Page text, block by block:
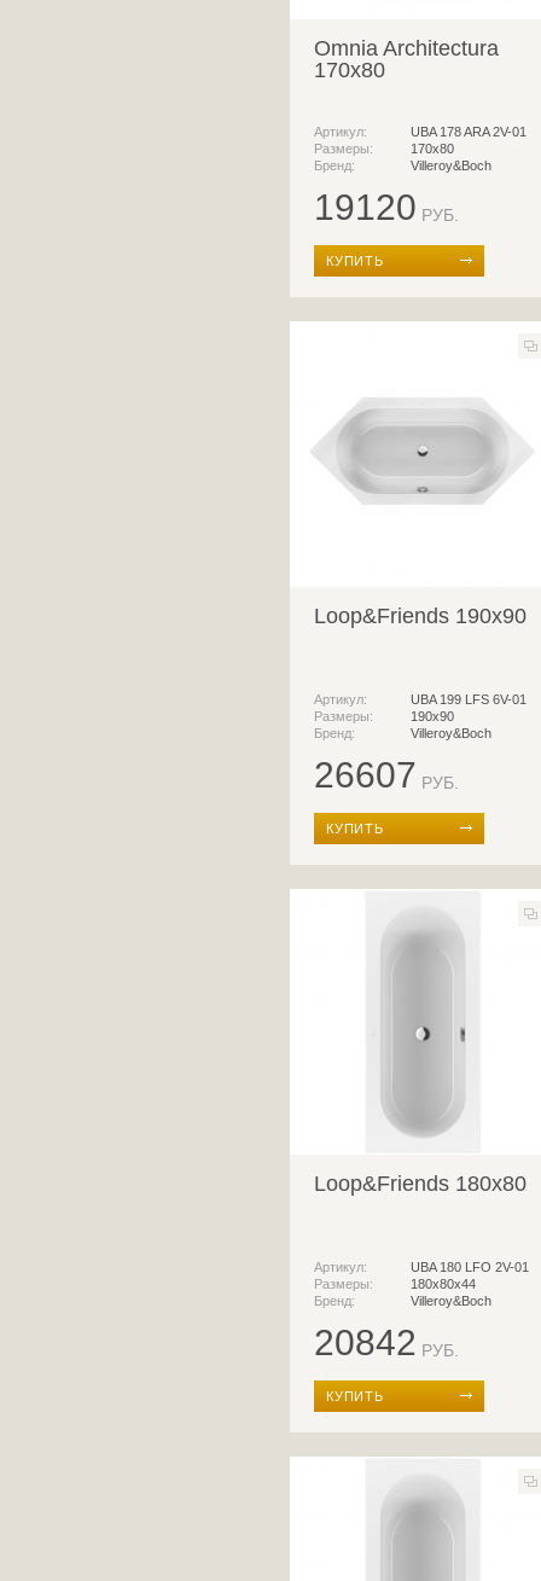
Omnia Architectura
170x80
Артикул:
UBA 178 ARA 2V-01
Размеры:
170x80
Бренд:
Villeroy&Boch
19120 РУБ.
КУПИТЬ
Loop&Friends 190x90
Артикул:
UBA 199 LFS 6V-01
Размеры:
190x90
Бренд:
Villeroy&Boch
26607 РУБ.
КУПИТЬ
Loop&Friends 180x80
Артикул:
UBA 180 LFO 2V-01
Размеры:
180x80х44
Бренд:
Villeroy&Boch
20842 РУБ.
КУПИТЬ